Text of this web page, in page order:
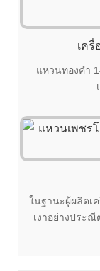
เครื่
แหวนทองคำ
ในฐานะผู้ผลิตเ
เงาอย่างประ